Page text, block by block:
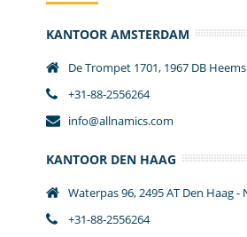
KANTOOR AMSTERDAM
De Trompet 1701, 1967 DB
+31-88-2556264
info@allnamics.com
KANTOOR DEN HAAG
Waterpas 96, 2495 AT Den Haag -
+31-88-2556264